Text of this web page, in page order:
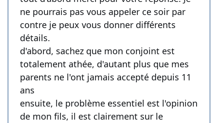
ne pourrais pas vous appeler ce soir par
contre je peux vous donner différents
détails.
d'abord, sachez que mon conjoint est
totalement athée, d'autant plus que mes
parents ne l'ont jamais accepté depuis 11
ans
ensuite, le problème essentiel est l'opinion
de mon fils, il est clairement sur le